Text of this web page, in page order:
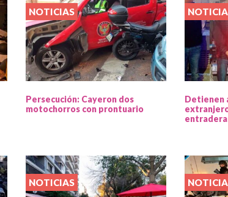
NOTICIAS
Persecución: Cayeron dos
motochorros con prontuario
Detienen
NOTICIAS